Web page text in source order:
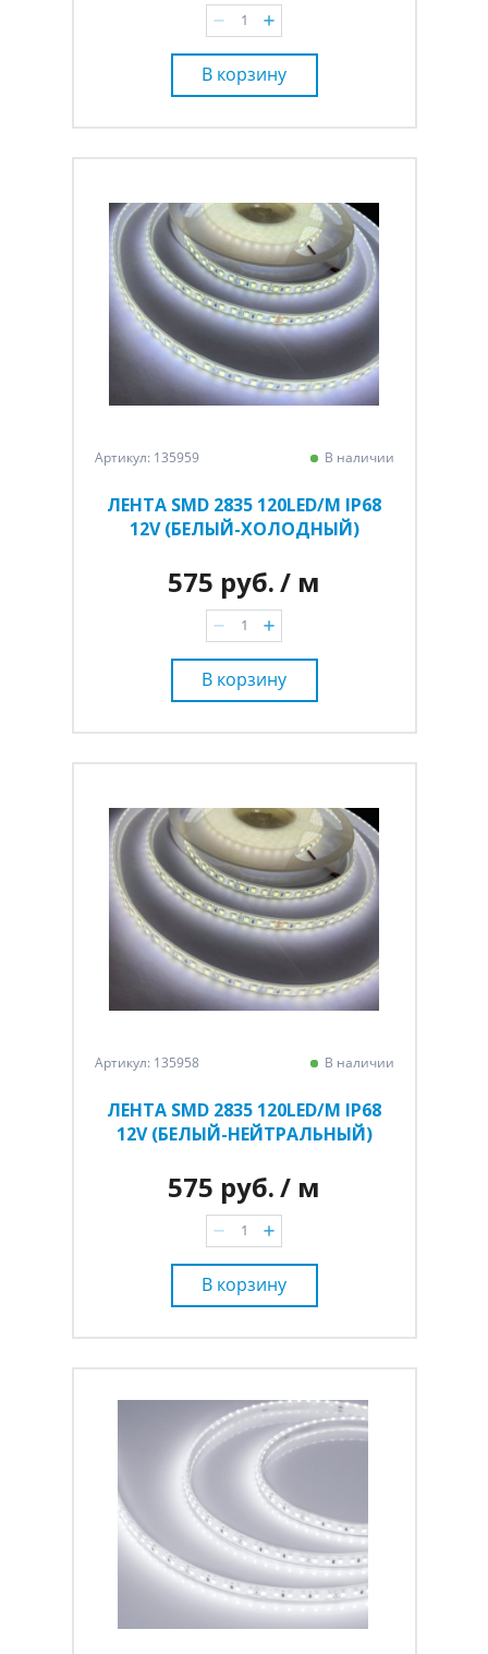
В корзину
Артикул: 135959 В наличии
ЛЕНТА SMD 2835 120LED/M IP68
12V (БЕЛЫЙ-ХОЛОДНЫЙ)
575 руб./ м
В корзину
Артикул: 135958 В наличии
ЛЕНТА SMD 2835 120LED/M IP68
12V (БЕЛЫЙ-НЕЙТРАЛЬНЫЙ)
575 руб./ м
В корзину